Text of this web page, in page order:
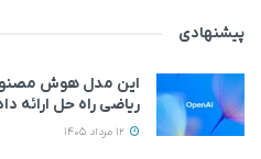
پیشنهادی
ریاضی راه حل ارائه